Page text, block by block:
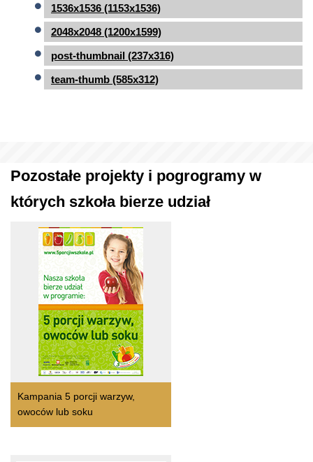
1536x1536 (1153x1536)
2048x2048 (1200x1599)
post-thumbnail (237x316)
team-thumb (585x312)
Pozostałe projekty i pogrogramy w
których szkoła bierze udział
Kampania 5 porcji warzyw,
owoców lub soku